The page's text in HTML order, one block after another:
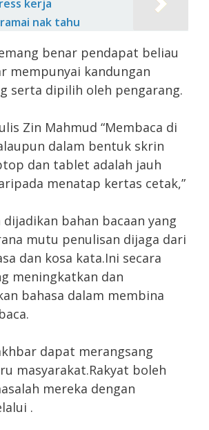
kerja
nak tahu
benar pendapat beliau
mempunyai kandungan
serta dipilih oleh pengarang.
Zin Mahmud “Membaca di
dalam bentuk skrin
dan tablet adalah jauh
menatap kertas cetak,”
bahan bacaan yang
mutu penulisan dijaga dari
dan kosa kata.Ini secara
meningkatkan dan
bahasa dalam membina
dapat merangsang
masyarakat.Rakyat boleh
mereka dengan
.